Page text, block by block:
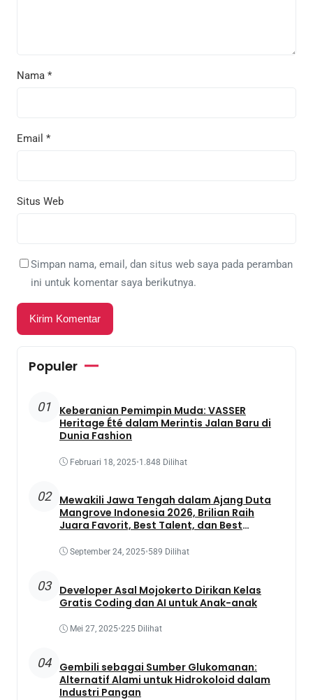
Nama *
Email *
Situs Web
Simpan nama, email, dan situs web saya pada peramban
ini untuk komentar saya berikutnya.
Populer
01
Keberanian Pemimpin Muda: VASSER
Heritage Été dalam Merintis Jalan Baru di
Dunia Fashion
Februari 18, 2025•1.848 Dilihat
02
Mewakili Jawa Tengah dalam Ajang Duta
Mangrove Indonesia 2026, Brilian Raih
Juara Favorit, Best Talent, dan Best
September 24, 2025•589 Dilihat
03
Developer Asal Mojokerto Dirikan Kelas
Gratis Coding dan AI untuk Anak-anak
Mei 27, 2025•225 Dilihat
04
Gembili sebagai Sumber Glukomanan:
Alternatif Alami untuk Hidrokoloid dalam
Industri Pangan